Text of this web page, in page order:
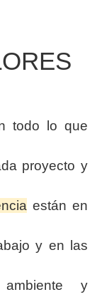
todo lo que
proyecto y
están en
y en las
y